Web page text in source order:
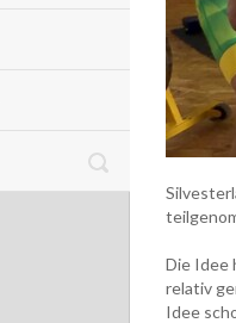
Die Idee
relativ
Idee